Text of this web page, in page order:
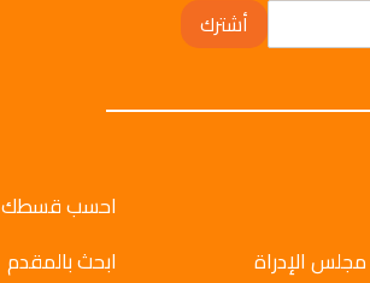
أشترك
الإدراة
احسب قسطك
ابحث بالمقدم